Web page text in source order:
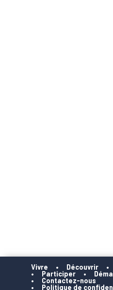
Vivre Découvrir
Participer
Contactez-nous
Politique de